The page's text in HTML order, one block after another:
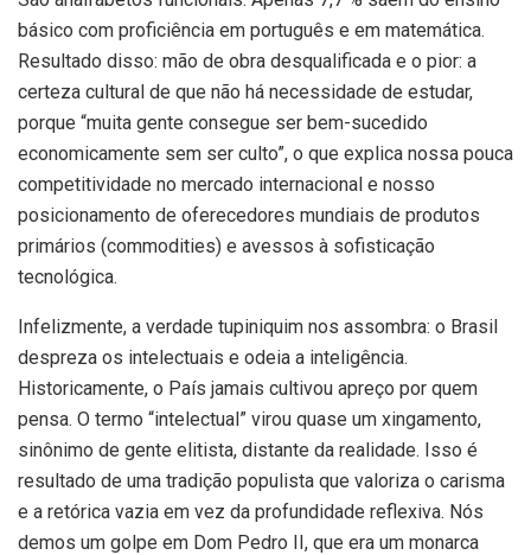
básico com proficiência em português e em matemática.
Resultado disso: mão de obra desqualificada e o pior: a
certeza cultural de que não há necessidade de estudar,
porque “muita gente consegue ser bem-sucedido
economicamente sem ser culto”, o que explica nossa pouca
competitividade no mercado internacional e nosso
posicionamento de oferecedores mundiais de produtos
primários (commodities) e avessos à sofisticação
tecnológica.
Infelizmente, a verdade tupiniquim nos assombra: o Brasil
despreza os intelectuais e odeia a inteligência.
Historicamente, o País jamais cultivou apreço por quem
pensa. O termo “intelectual” virou quase um xingamento,
sinônimo de gente elitista, distante da realidade. Isso é
resultado de uma tradição populista que valoriza o carisma
e a retórica vazia em vez da profundidade reflexiva. Nós
demos um golpe em Dom Pedro II, que era um monarca